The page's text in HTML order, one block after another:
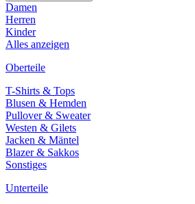
Damen
Herren
Kinder
Alles anzeigen
Oberteile
T-Shirts & Tops
Blusen & Hemden
Pullover & Sweater
Westen & Gilets
Jacken & Mäntel
Blazer & Sakkos
Sonstiges
Unterteile